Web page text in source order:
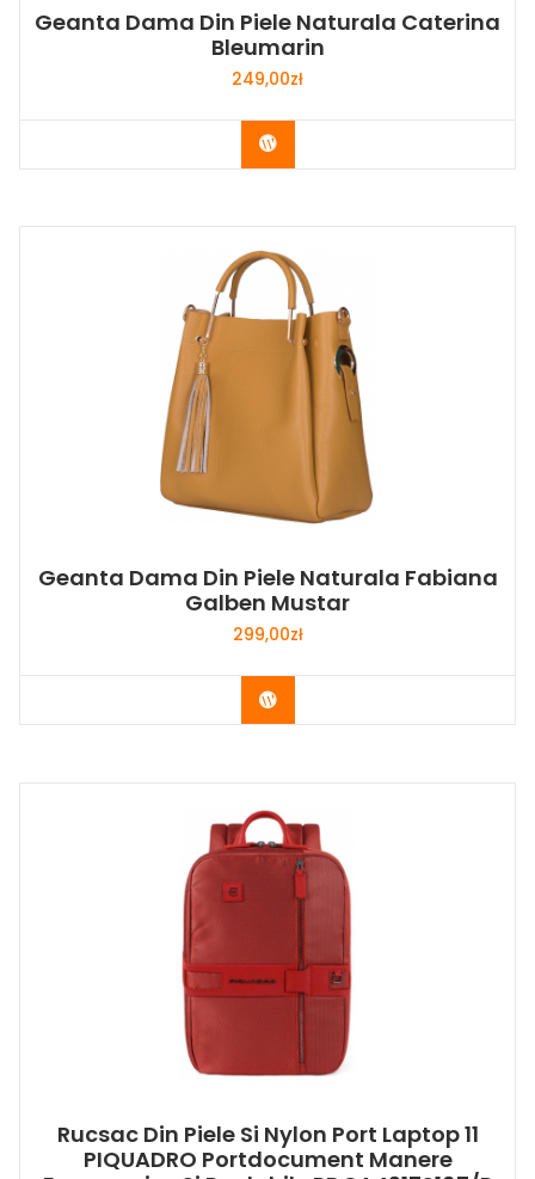
Geanta Dama Din Piele Naturala Caterina
Bleumarin
249,00zł
Buy Now
Geanta Dama Din Piele Naturala Fabiana
Galben Mustar
299,00zł
Buy Now
Rucsac Din Piele Si Nylon Port Laptop 11
PIQUADRO Portdocument Manere